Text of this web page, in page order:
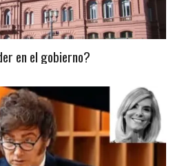
en el gobierno?